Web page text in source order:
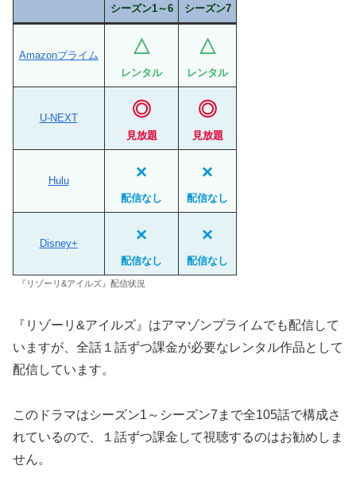
シーズン1～6 シーズン7
Amazonプライム △
レンタル
△
レンタル
U-NEXT ◎
見放題
◎
見放題
Hulu ×
配信なし
×
配信なし
Disney+ ×
配信なし
×
配信なし
『リゾーリ&アイルズ』配信状況
『リゾーリ&アイルズ』はアマゾンプライムでも配信して
いますが、全話１話ずつ課金が必要なレンタル作品として
配信しています。
このドラマはシーズン1～シーズン7まで全105話で構成さ
れているので、１話ずつ課金して視聴するのはお勧めしま
せん。